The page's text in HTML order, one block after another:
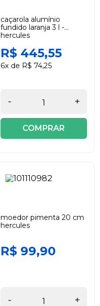
caçarola alumínio
fundido laranja 3 l -
hercules
R$ 445,55
6x de R$ 74,25
- +
COMPRAR
moedor pimenta 20 cm
hercules
R$ 99,90
- +